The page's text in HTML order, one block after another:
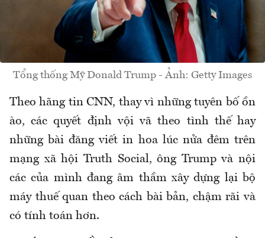
Tổng thống Mỹ Donald Trump - Ảnh: Getty Images
Theo hãng tin CNN, thay vì những tuyên bố ồn
ào, các quyết định vội vã theo tình thế hay
những bài đăng viết in hoa lúc nửa đêm trên
mạng xã hội Truth Social, ông Trump và nội
các của mình đang âm thầm xây dựng lại bộ
máy thuế quan theo cách bài bản, chậm rãi và
có tính toán hơn.